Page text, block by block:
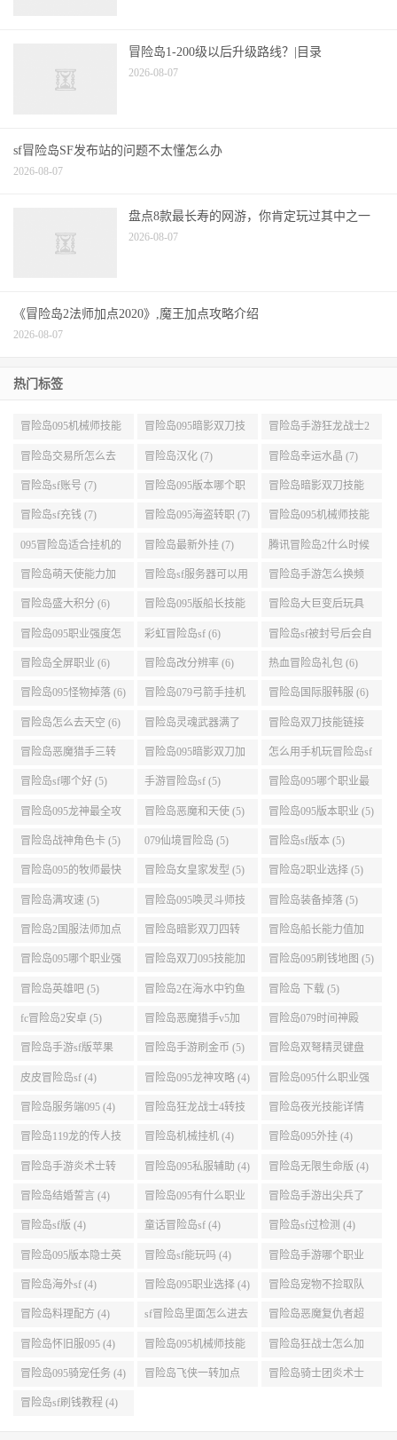
冒险岛1-200级以后升级路线？|目录
2026-08-07
sf冒险岛SF发布站的问题不太懂怎么办
2026-08-07
盘点8款最长寿的网游，你肯定玩过其中之一
2026-08-07
《冒险岛2法师加点2020》,魔王加点攻略介绍
2026-08-07
热门标签
冒险岛095机械师技能
展示 (9)
冒险岛095暗影双刀技
能加点 (9)
冒险岛手游狂龙战士2
转 (9)
冒险岛交易所怎么去
(8)
冒险岛汉化 (7) 冒险岛幸运水晶 (7)
冒险岛sf账号 (7) 冒险岛095版本哪个职
业段数高些 (7)
冒险岛暗影双刀技能
加点095版本 (7)
冒险岛sf充钱 (7) 冒险岛095海盗转职 (7) 冒险岛095机械师技能
演示 (7)
095冒险岛适合挂机的
地图 (7)
冒险岛最新外挂 (7) 腾讯冒险岛2什么时候
公测 (7)
冒险岛萌天使能力加
点 (6)
冒险岛sf服务器可以用
自己电脑 (6)
冒险岛手游怎么换频
道 (6)
冒险岛盛大积分 (6) 冒险岛095版船长技能
介绍 (6)
冒险岛大巨变后玩具
城组队任务 (6)
冒险岛095职业强度怎
么选 (6)
彩虹冒险岛sf (6) 冒险岛sf被封号后会自
动关闭电脑 (6)
冒险岛全屏职业 (6) 冒险岛改分辨率 (6) 热血冒险岛礼包 (6)
冒险岛095怪物掉落 (6) 冒险岛079弓箭手挂机
升级的地方 (6)
冒险岛国际服韩服 (6)
冒险岛怎么去天空 (6) 冒险岛灵魂武器满了
(6)
冒险岛双刀技能链接
(5)
冒险岛恶魔猎手三转
技能加点顺序 (5)
冒险岛095暗影双刀加
点 (5)
怎么用手机玩冒险岛sf
(5)
冒险岛sf哪个好 (5) 手游冒险岛sf (5) 冒险岛095哪个职业最
好 (5)
冒险岛095龙神最全攻
略 (5)
冒险岛恶魔和天使 (5) 冒险岛095版本职业 (5)
冒险岛战神角色卡 (5) 079仙境冒险岛 (5) 冒险岛sf版本 (5)
冒险岛095的牧师最快
升级路线 (5)
冒险岛女皇家发型 (5) 冒险岛2职业选择 (5)
冒险岛满攻速 (5) 冒险岛095唤灵斗师技
能介绍 (5)
冒险岛装备掉落 (5)
冒险岛2国服法师加点
(5)
冒险岛暗影双刀四转
任务 (5)
冒险岛船长能力值加
点 (5)
冒险岛095哪个职业强
势 (5)
冒险岛双刀095技能加
点 (5)
冒险岛095刷钱地图 (5)
冒险岛英雄吧 (5) 冒险岛2在海水中钓鱼
(5)
冒险岛 下载 (5)
fc冒险岛2安卓 (5) 冒险岛恶魔猎手v5加
点 (5)
冒险岛079时间神殿
999任务 (5)
冒险岛手游sf版苹果
(5)
冒险岛手游刷金币 (5) 冒险岛双弩精灵键盘
设置 (5)
皮皮冒险岛sf (4) 冒险岛095龙神攻略 (4) 冒险岛095什么职业强
(4)
冒险岛服务端095 (4) 冒险岛狂龙战士4转技
能加点 (4)
冒险岛夜光技能详情
(4)
冒险岛119龙的传人技
能加点 (4)
冒险岛机械挂机 (4) 冒险岛095外挂 (4)
冒险岛手游炎术士转
职 (4)
冒险岛095私服辅助 (4) 冒险岛无限生命版 (4)
冒险岛结婚誓言 (4) 冒险岛095有什么职业
(4)
冒险岛手游出尖兵了
吗 (4)
冒险岛sf版 (4) 童话冒险岛sf (4) 冒险岛sf过检测 (4)
冒险岛095版本隐士英
雄后期玩哪个好 (4)
冒险岛sf能玩吗 (4) 冒险岛手游哪个职业
厉害 (4)
冒险岛海外sf (4) 冒险岛095职业选择 (4) 冒险岛宠物不捡取队
友的东西 (4)
冒险岛料理配方 (4) sf冒险岛里面怎么进去
打扎昆啊 (4)
冒险岛恶魔复仇者超
级技能 (4)
冒险岛怀旧服095 (4) 冒险岛095机械师技能
(4)
冒险岛狂战士怎么加
点 (4)
冒险岛095骑宠任务 (4) 冒险岛飞侠一转加点 冒险岛骑士团炎术士
冒险岛sf刷钱教程 (4)